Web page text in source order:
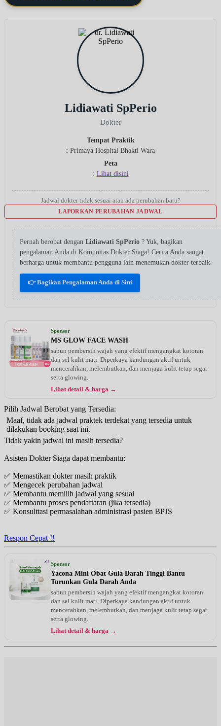
Lidiawati SpPerio
Dokter
Tempat Praktik
: Primaya Hospital Bhakti Wara
Peta
: Lihat disini
Jadwal dokter tidak sesuai atau ada perubahan baru?
LAPORKAN PERUBAHAN JADWAL
Pernah berobat dengan Lidiawati SpPerio ? Yuk, bagikan
pengalaman Anda di Komunitas Dokter Siaga! Cerita Anda sangat
berharga untuk membantu pengguna lain menemukan dokter terbaik.
👉 Bagikan Pengalaman Anda di Sini
Sponsor
MS GLOW FACE WASH
sabun pembersih wajah yang efektif mengangkat kotoran
dan sel kulit mati. Diperkaya kandungan aktif untuk
mencerahkan, melembutkan, dan menjaga kulit tetap segar
serta glowing.
Lihat detail & harga →
Pilih Jadwal Berobat yang Tersedia:
Maaf, tidak ada jadwal praktek terdekat yang tersedia untuk
dilakukan booking saat ini.
Tidak yakin jadwal ini masih tersedia?
Asisten Dokter Siaga dapat membantu:
✅ Memastikan dokter masih praktik
✅ Mengecek perubahan jadwal
✅ Membantu memilih jadwal yang sesuai
✅ Membantu proses pendaftaran (jika tersedia)
✅ Konsulttasi permasalahan administrasi pasien BPJS
Respon Cepat !!
Sponsor
Yacona Mini Obat Gula Darah Tinggi Bantu
Turunkan Gula Darah Anda
sabun pembersih wajah yang efektif mengangkat kotoran
dan sel kulit mati. Diperkaya kandungan aktif untuk
mencerahkan, melembutkan, dan menjaga kulit tetap segar
serta glowing.
Lihat detail & harga →